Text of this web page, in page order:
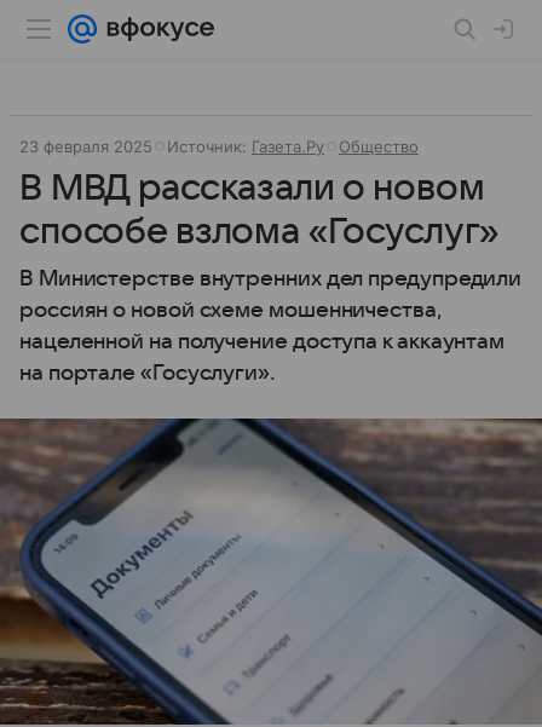
23 февраля 2025 Источник: Газета.Ру Общество
В МВД рассказали о новом
способе взлома «Госуслуг»
В Министерстве внутренних дел предупредили
россиян о новой схеме мошенничества,
нацеленной на получение доступа к аккаунтам
на портале «Госуслуги».